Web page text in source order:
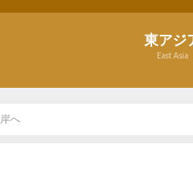
東アジ
East Asia
へ